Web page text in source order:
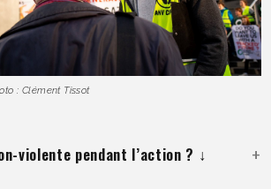
: Clément Tissot
violente pendant l’action ? ↓